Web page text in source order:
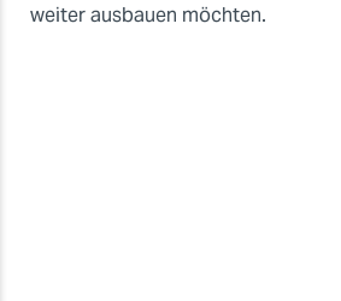
weiter ausbauen möchten.